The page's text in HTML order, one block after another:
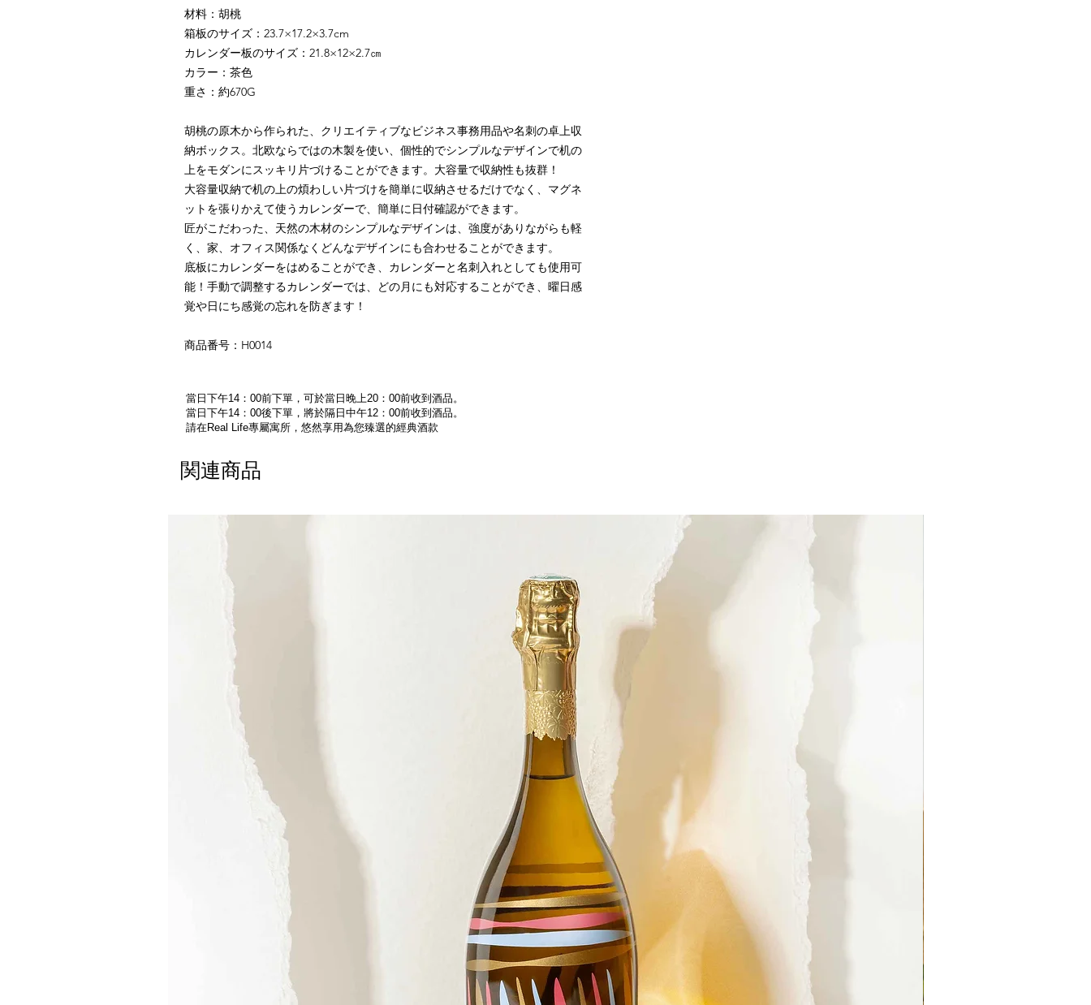
材料：胡桃
箱板のサイズ： 23.7×17.2×3.7cm
カレンダー板のサイズ： 21.8×12×2.7㎝
カラー：茶色
重さ：約670G
胡桃の原木から作られた、クリエイティブなビジネス事務用品や名刺の卓上収
納ボックス。北欧ならではの木製を使い、個性的でシンプルなデザインで机の
上をモダンにスッキリ片づけることができます。大容量で収納性も抜群！
大容量収納で机の上の煩わしい片づけを簡単に収納させるだけでなく、マグネ
ットを張りかえて使うカレンダーで、簡単に日付確認ができます。
匠がこだわった、天然の木材のシンプルなデザインは、強度がありながらも軽
く、家、オフィス関係なくどんなデザインにも合わせることができます。
底板にカレンダーをはめることができ、カレンダーと名刺入れとしても使用可
能！手動で調整するカレンダーでは、どの月にも対応することができ、曜日感
覚や日にち感覚の忘れを防ぎます！
商品番号：H0014
當日下午14：00前下單，可於當日晚上20：00前收到酒品。
當日下午14：00後下單，將於隔日中午12：00前收到酒品。
請在Real Life專屬寓所，悠然享用為您臻選的經典酒款
関連商品